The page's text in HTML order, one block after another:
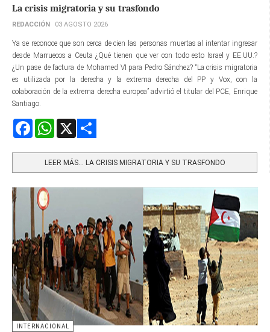
La crisis migratoria y su trasfondo
REDACCIÓN 03 AGOSTO 2026
Ya se reconoce que son cerca de cien las personas muertas al intentar ingresar
desde Marruecos a Ceuta ¿Qué tienen que ver con todo esto Israel y EE.UU.?
¿Un pase de factura de Mohamed VI para Pedro Sánchez? “La crisis migratoria
es utilizada por la derecha y la extrema derecha del PP y Vox, con la
colaboración de la extrema derecha europea” advirtió el titular del PCE, Enrique
Santiago.
FacebookWhatsApp
LEER MÁS… LA CRISIS MIGRATORIA Y SU TRASFONDO
INTERNACIONAL